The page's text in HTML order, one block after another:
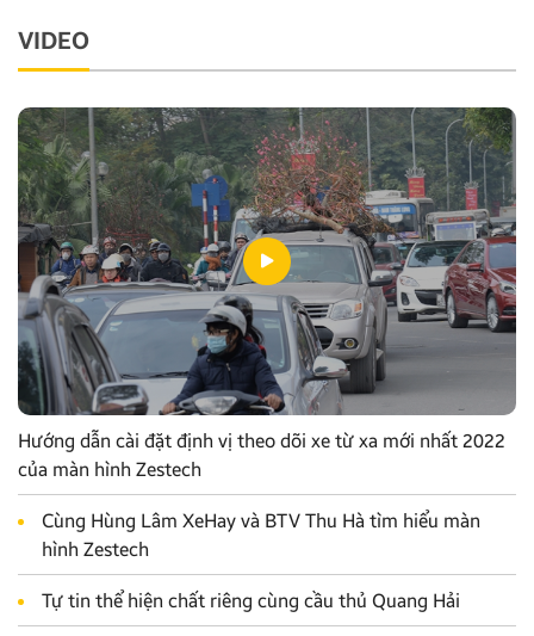
VIDEO
Hướng dẫn cài đặt định vị theo dõi xe từ xa mới nhất 2022
của màn hình Zestech
Cùng Hùng Lâm XeHay và BTV Thu Hà tìm hiểu màn
hình Zestech
Tự tin thể hiện chất riêng cùng cầu thủ Quang Hải